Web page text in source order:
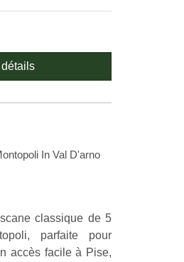
In Val D'arno
classique de 5
parfaite pour
accès facile à Pise,